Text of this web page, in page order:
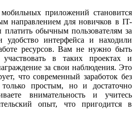
приложений становится
направлением для новичков в IT-
обычным пользователям за
удобство интерфейса и находили
ресурсов. Вам не нужно быть
в таких проектах и
за свои наблюдения. Это
что современный заработок без
простым, но и достаточно
внимательность и учитесь
опыт, что пригодится в